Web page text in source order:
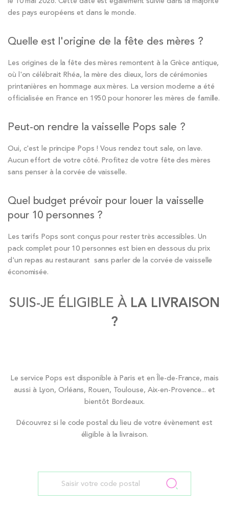
des pays européens et dans le monde.
Quelle est l'origine de la fête des mères ?
Les origines de la fête des mères remontent à la Grèce antique,
où l'on célébrait Rhéa, la mère des dieux, lors de cérémonies
printanières en hommage aux mères. La version moderne a été
officialisée en France en 1950 pour honorer les mères de famille.
Peut-on rendre la vaisselle Pops sale ?
Oui, c'est le principe Pops ! Vous rendez tout sale, on lave.
Aucun effort de votre côté. Profitez de votre fête des mères
sans penser à la corvée de vaisselle.
Quel budget prévoir pour louer la vaisselle
pour 10 personnes ?
Les tarifs Pops sont conçus pour rester très accessibles. Un
pack complet pour 10 personnes est bien en dessous du prix
d'un repas au restaurant sans parler de la corvée de vaisselle
économisée.
SUIS-JE ÉLIGIBLE À LA LIVRAISON
?
Le service Pops est disponible à Paris et en Île-de-France, mais
aussi à Lyon, Orléans, Rouen, Toulouse, Aix-en-Provence... et
bientôt Bordeaux.
Découvrez si le code postal du lieu de votre évènement est
éligible à la livraison.